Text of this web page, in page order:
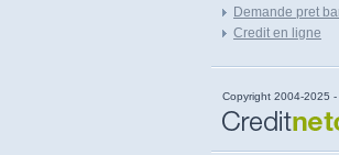
Demande pret
Credit en ligne
Copyright 2004-2025